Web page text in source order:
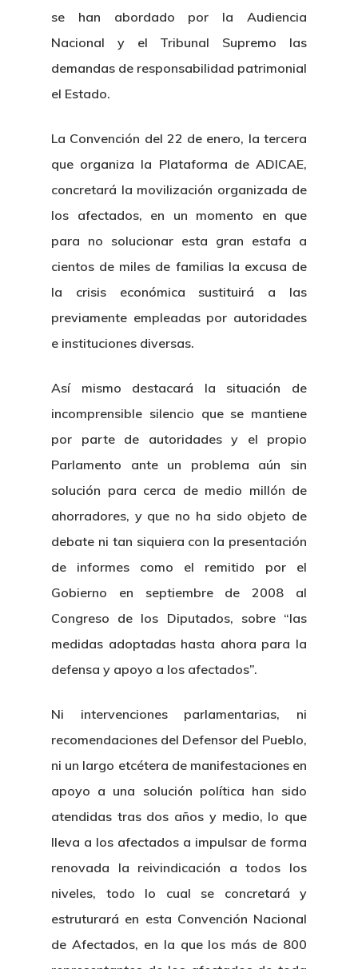
se han abordado por la Audiencia
Nacional y el Tribunal Supremo las
demandas de responsabilidad patrimonial
el Estado.
La Convención del 22 de enero, la tercera
que organiza la Plataforma de ADICAE,
concretará la movilización organizada de
los afectados, en un momento en que
para no solucionar esta gran estafa a
cientos de miles de familias la excusa de
la crisis económica sustituirá a las
previamente empleadas por autoridades
e instituciones diversas.
Así mismo destacará la situación de
incomprensible silencio que se mantiene
por parte de autoridades y el propio
Parlamento ante un problema aún sin
solución para cerca de medio millón de
ahorradores, y que no ha sido objeto de
debate ni tan siquiera con la presentación
de informes como el remitido por el
Gobierno en septiembre de 2008 al
Congreso de los Diputados, sobre “las
medidas adoptadas hasta ahora para la
defensa y apoyo a los afectados”.
Ni intervenciones parlamentarias, ni
recomendaciones del Defensor del Pueblo,
ni un largo etcétera de manifestaciones en
apoyo a una solución política han sido
atendidas tras dos años y medio, lo que
lleva a los afectados a impulsar de forma
renovada la reivindicación a todos los
niveles, todo lo cual se concretará y
estruturará en esta Convención Nacional
de Afectados, en la que los más de 800
Inicio
Noticias
Sentencias
Revista